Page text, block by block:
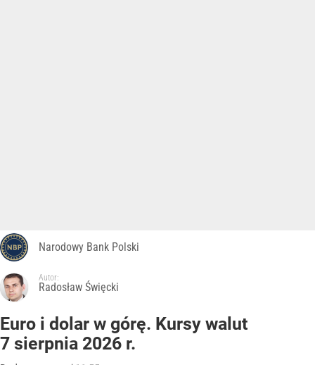
Narodowy Bank Polski
Autor:
Radosław Święcki
Euro i dolar w górę. Kursy walut
7 sierpnia 2026 r.